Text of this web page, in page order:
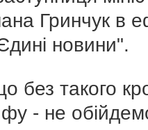
Гринчук в
новини".
без такого
- не